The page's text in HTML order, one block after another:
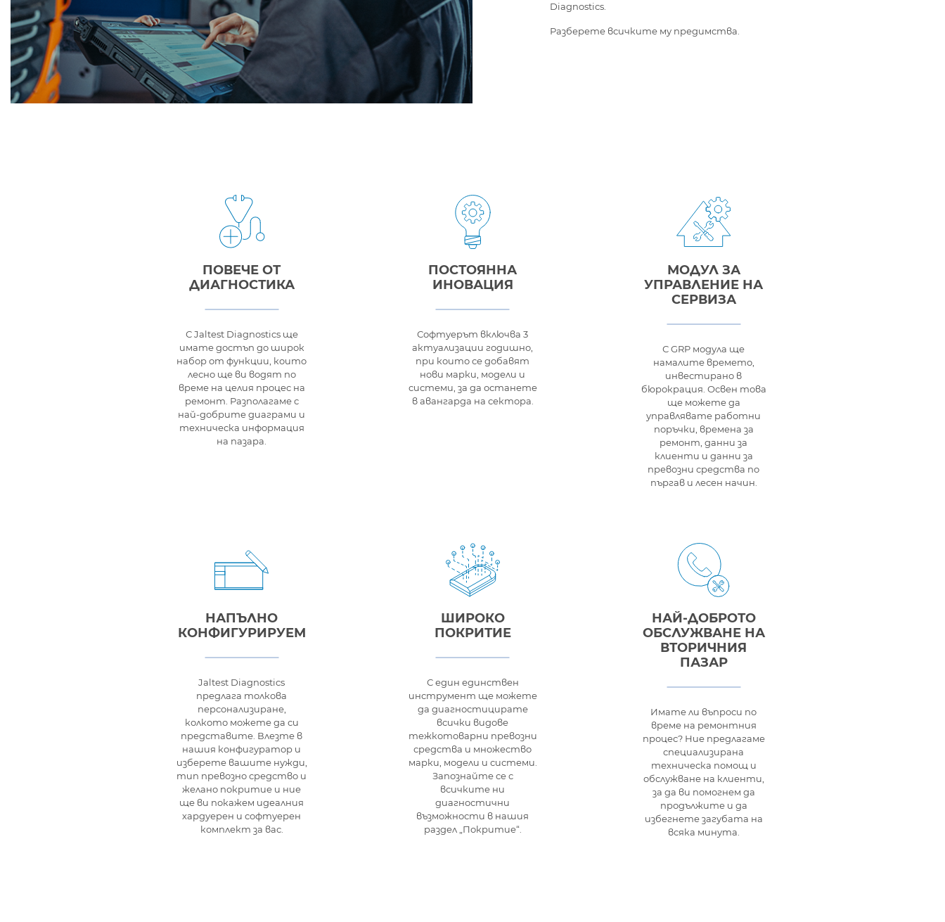
Diagnostics.
Разберете всичките му предимства.
ПОВЕЧЕ ОТ
ДИАГНОСТИКА
С Jaltest Diagnostics ще
имате достъп до широк
набор от функции, които
лесно ще ви водят по
време на целия процес на
ремонт. Разполагаме с
най-добрите диаграми и
техническа информация
на пазара.
ПОСТОЯННА
ИНОВАЦИЯ
Софтуерът включва 3
актуализации годишно,
при които се добавят
нови марки, модели и
системи, за да останете
в авангарда на сектора.
МОДУЛ ЗА
УПРАВЛЕНИЕ НА
СЕРВИЗА
С GRP модула ще
намалите времето,
инвестирано в
бюрокрация. Освен това
ще можете да
управлявате работни
поръчки, времена за
ремонт, данни за
клиенти и данни за
превозни средства по
пъргав и лесен начин.
НАПЪЛНО
КОНФИГУРИРУЕМ
Jaltest Diagnostics
предлага толкова
персонализиране,
колкото можете да си
представите. Влезте в
нашия конфигуратор и
изберете вашите нужди,
тип превозно средство и
желано покритие и ние
ще ви покажем идеалния
хардуерен и софтуерен
комплект за вас.
ШИРОКО
ПОКРИТИЕ
С един единствен
инструмент ще можете
да диагностицирате
всички видове
тежкотоварни превозни
средства и множество
марки, модели и системи.
Запознайте се с
всичките ни
диагностични
възможности в нашия
раздел „Покритие“.
НАЙ-ДОБРОТО
ОБСЛУЖВАНЕ НА
ВТОРИЧНИЯ
ПАЗАР
Имате ли въпроси по
време на ремонтния
процес? Ние предлагаме
специализирана
техническа помощ и
обслужване на клиенти,
за да ви помогнем да
продължите и да
избегнете загубата на
всяка минута.